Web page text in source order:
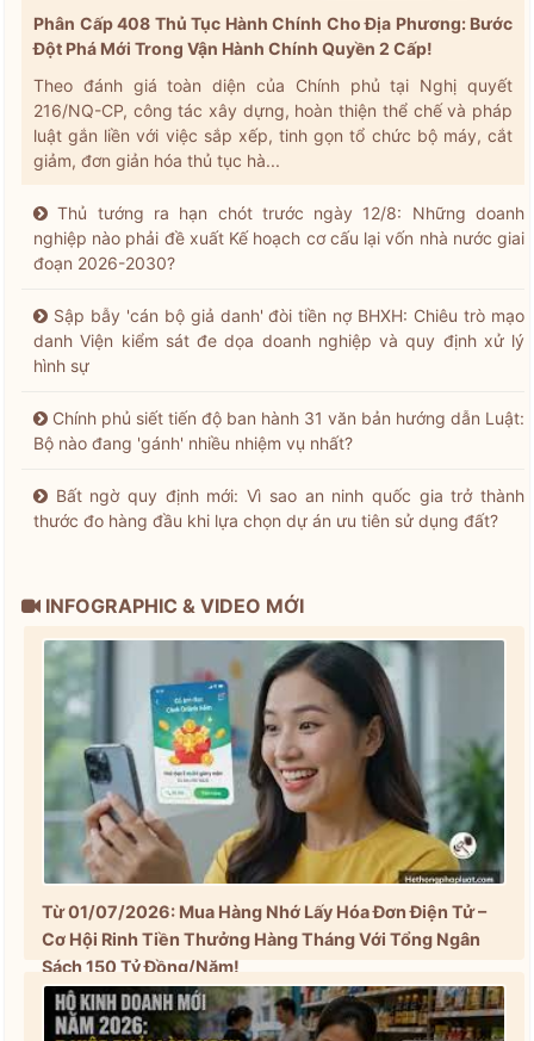
Phân Cấp 408 Thủ Tục Hành Chính Cho Địa Phương: Bước
Đột Phá Mới Trong Vận Hành Chính Quyền 2 Cấp!
Theo đánh giá toàn diện của Chính phủ tại Nghị quyết
216/NQ-CP, công tác xây dựng, hoàn thiện thể chế và pháp
luật gắn liền với việc sắp xếp, tinh gọn tổ chức bộ máy, cắt
giảm, đơn giản hóa thủ tục hà...
Thủ tướng ra hạn chót trước ngày 12/8: Những doanh
nghiệp nào phải đề xuất Kế hoạch cơ cấu lại vốn nhà nước giai
đoạn 2026-2030?
Sập bẫy 'cán bộ giả danh' đòi tiền nợ BHXH: Chiêu trò mạo
danh Viện kiểm sát đe dọa doanh nghiệp và quy định xử lý
hình sự
Chính phủ siết tiến độ ban hành 31 văn bản hướng dẫn Luật:
Bộ nào đang 'gánh' nhiều nhiệm vụ nhất?
Bất ngờ quy định mới: Vì sao an ninh quốc gia trở thành
thước đo hàng đầu khi lựa chọn dự án ưu tiên sử dụng đất?
INFOGRAPHIC & VIDEO MỚI
Từ 01/07/2026: Mua Hàng Nhớ Lấy Hóa Đơn Điện Tử –
Cơ Hội Rinh Tiền Thưởng Hàng Tháng Với Tổng Ngân
Sách 150 Tỷ Đồng/Năm!